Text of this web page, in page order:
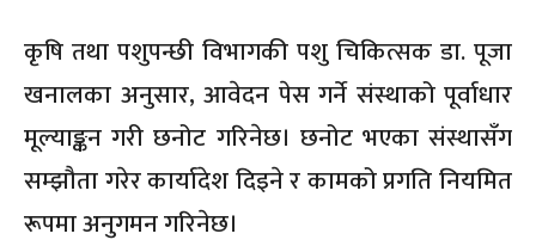
कृषि तथा पशुपन्छी विभागकी पशु चिकित्सक डा. पूजा
खनालका अनुसार, आवेदन पेस गर्ने संस्थाको पूर्वाधार
मूल्याङ्कन गरी छनोट गरिनेछ। छनोट भएका संस्थासँग
सम्झौता गरेर कार्यादेश दिइने र कामको प्रगति नियमित
रूपमा अनुगमन गरिनेछ।